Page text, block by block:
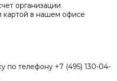
организации
картой в нашем офисе
по телефону +7 (495) 130-04-